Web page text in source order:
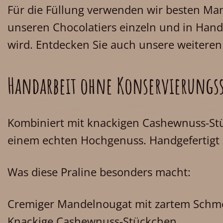
Für die Füllung verwenden wir besten
unseren Chocolatiers einzeln und in
wird. Entdecken Sie auch unsere
Handarbeit ohne
Kombiniert mit knackigen Cashewnuss-
einem echten Hochgenuss.
Was diese Praline besonders macht:
Cremiger Mandelnougat mit zartem